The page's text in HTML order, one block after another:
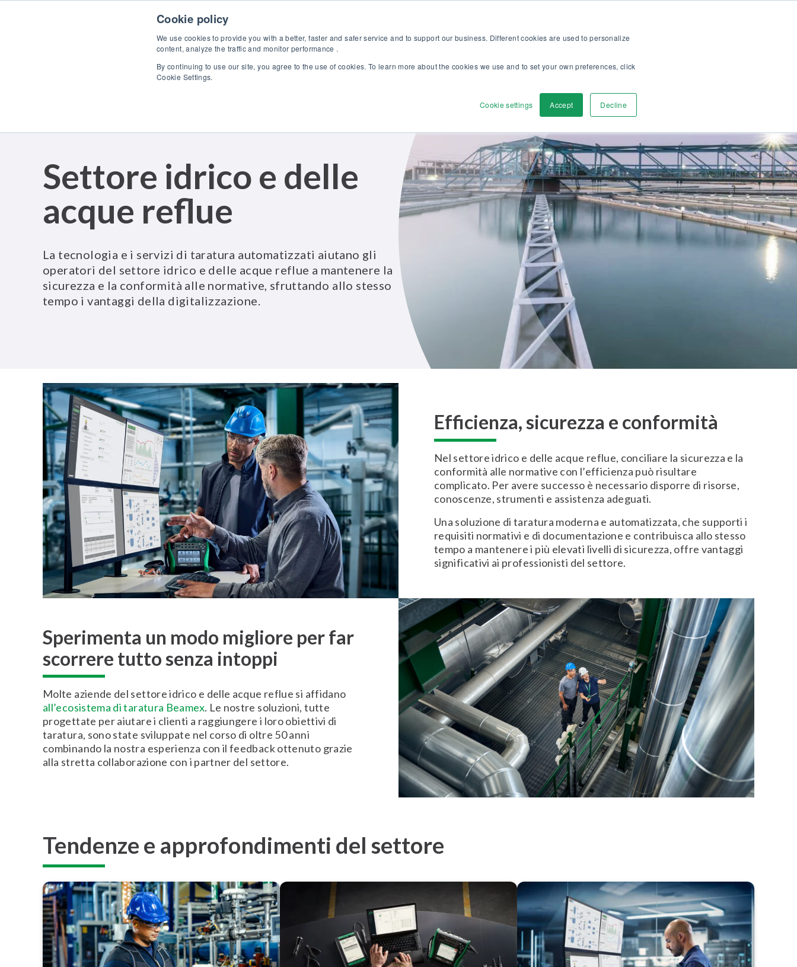
Cookie policy
We use cookies to provide you with a better, faster and safer service and to support our business. Different cookies are used to personalize
content, analyze the traffic and monitor performance .
By continuing to use our site, you agree to the use of cookies. To learn more about the cookies we use and to set your own preferences, click
Cookie Settings.
Cookie settings Accept Decline
Prodotti Soluzioni Servizi Scopri
Settore idrico e delle
acque reflue
La tecnologia e i servizi di taratura automatizzati aiutano gli
operatori del settore idrico e delle acque reflue a mantenere la
sicurezza e la conformità alle normative, sfruttando allo stesso
tempo i vantaggi della digitalizzazione.
Efficienza, sicurezza e conformità
Nel settore idrico e delle acque reflue, conciliare la sicurezza e la
conformità alle normative con l’efficienza può risultare
complicato. Per avere successo è necessario disporre di risorse,
conoscenze, strumenti e assistenza adeguati.
Una soluzione di taratura moderna e automatizzata, che supporti i
requisiti normativi e di documentazione e contribuisca allo stesso
tempo a mantenere i più elevati livelli di sicurezza, offre vantaggi
significativi ai professionisti del settore.
Sperimenta un modo migliore per far
scorrere tutto senza intoppi
Molte aziende del settore idrico e delle acque reflue si affidano
all’ecosistema di taratura Beamex. Le nostre soluzioni, tutte
progettate per aiutare i clienti a raggiungere i loro obiettivi di
taratura, sono state sviluppate nel corso di oltre 50 anni
combinando la nostra esperienza con il feedback ottenuto grazie
alla stretta collaborazione con i partner del settore.
Tendenze e approfondimenti del settore